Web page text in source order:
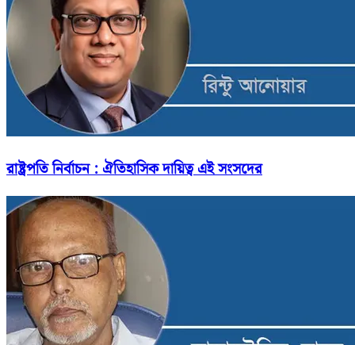
রাষ্ট্রপতি নির্বাচন : ঐতিহাসিক দায়িত্ব এই সংসদের